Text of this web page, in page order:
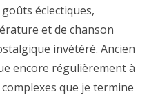
éclectiques,
et de chanson
invétéré. Ancien
encore régulièrement à
que je termine